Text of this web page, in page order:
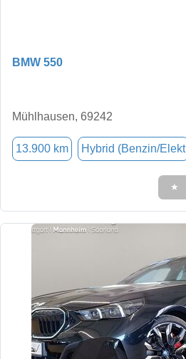
BMW 550
Mühlhausen, 69242
13.900 km Hybrid (Benzin/Elekt
★